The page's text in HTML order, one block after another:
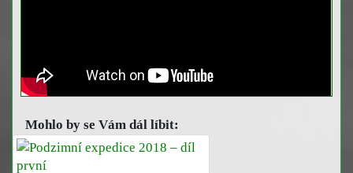
Mohlo by se Vám dál líbit: